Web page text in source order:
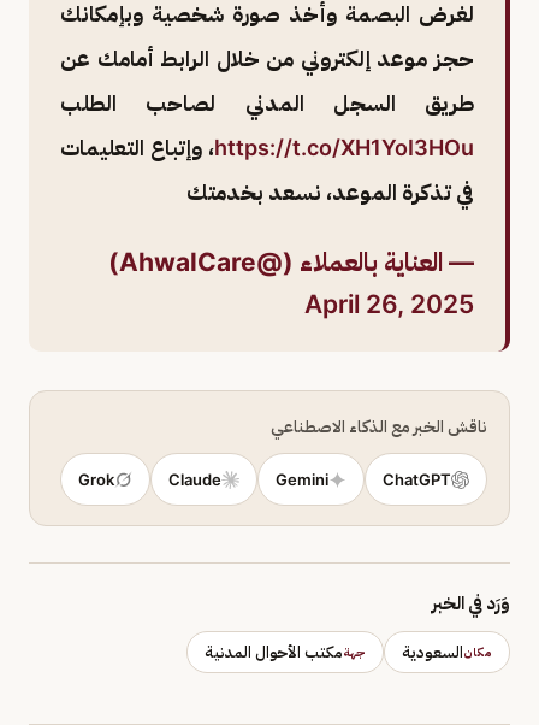
لغرض البصمة وأخذ صورة شخصية وبإمكانك
حجز موعد إلكتروني من خلال الرابط أمامك عن
طريق السجل المدني لصاحب الطلب
https://t.co/XH1YoI3HOu، وإتباع التعليمات
في تذكرة الموعد، نسعد بخدمتك
— العناية بالعملاء (@AhwalCare)
April 26, 2025
ناقش الخبر مع الذكاء الاصطناعي
ChatGPT
Gemini
Claude
Grok
وَرَد في الخبر
مكانالسعودية جهةمكتب الأحوال المدنية